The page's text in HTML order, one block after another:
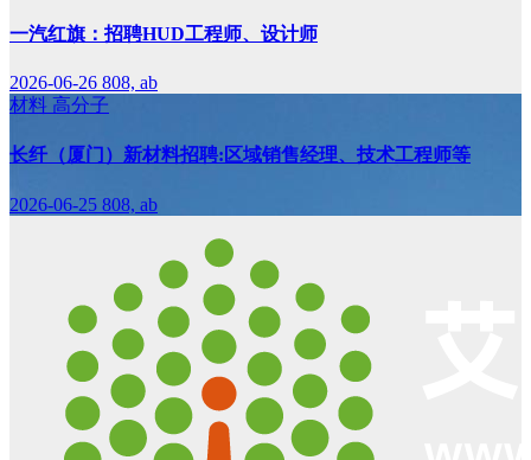
一汽红旗：招聘HUD工程师、设计师
2026-06-26 808, ab
材料 高分子
长纤（厦门）新材料招聘:区域销售经理、技术工程师等
2026-06-25 808, ab